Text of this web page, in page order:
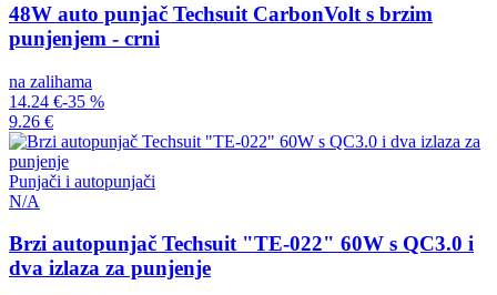
48W auto punjač Techsuit CarbonVolt s brzim
punjenjem - crni
na zalihama
14.24 €-35 %
9.26 €
Punjači i autopunjači
N/A
Brzi autopunjač Techsuit "TE-022" 60W s QC3.0 i
dva izlaza za punjenje